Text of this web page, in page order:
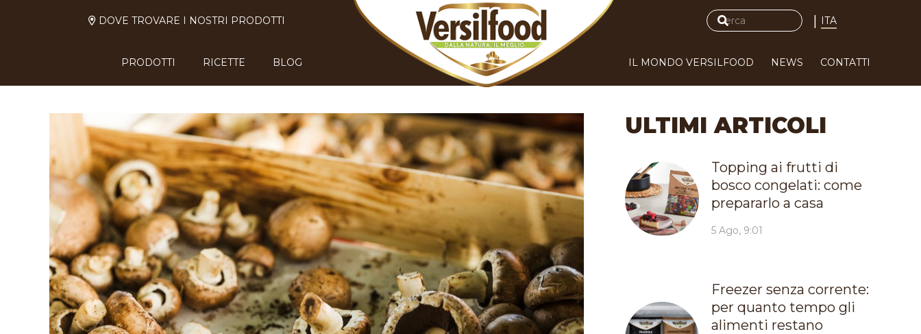
DOVE TROVARE I NOSTRI PRODOTTI | ITA
PRODOTTI RICETTE BLOG IL MONDO VERSILFOOD NEWS CONTATTI
ULTIMI ARTICOLI
Topping ai frutti di
bosco congelati: come
prepararlo a casa
5 Ago, 9:01
Freezer senza corrente:
per quanto tempo gli
alimenti restano